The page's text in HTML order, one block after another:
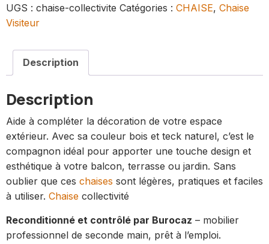
UGS : chaise-collectivite Catégories : CHAISE, Chaise
Visiteur
Description
Description
Aide à compléter la décoration de votre espace
extérieur. Avec sa couleur bois et teck naturel, c’est le
compagnon idéal pour apporter une touche design et
esthétique à votre balcon, terrasse ou jardin. Sans
oublier que ces chaises sont légères, pratiques et faciles
à utiliser. Chaise collectivité
Reconditionné et contrôlé par Burocaz – mobilier
professionnel de seconde main, prêt à l’emploi.